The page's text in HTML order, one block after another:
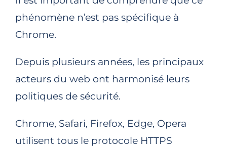
phénomène n’est pas spécifique à
Chrome.
Depuis plusieurs années, les principaux
acteurs du web ont harmonisé leurs
politiques de sécurité.
Chrome, Safari, Firefox, Edge, Opera
utilisent tous le protocole HTTPS